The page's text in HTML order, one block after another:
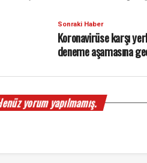
Sonraki Haber
Koronavirüse karşı
deneme aşamasına
yorum yapılmamış.